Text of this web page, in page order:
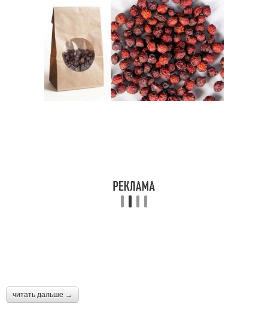
Боярышник через
мясорубку
Боярышник по
правилам
Пастила из боярышника Боярышник на самогоне
читать дальше →